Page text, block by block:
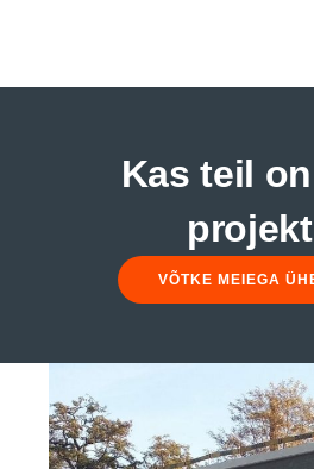
Kas teil
VÕTKE MEIEGA